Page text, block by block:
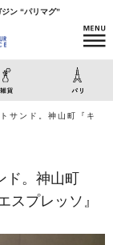
ン “パリマグ”
サンド。神山町『キ
。神山町
スプレッソ』